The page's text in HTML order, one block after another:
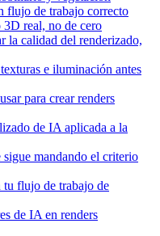
flujo de trabajo correcto
real, no de cero
la calidad del renderizado,
e iluminación antes
para crear renders
de IA aplicada a la
mandando el criterio
flujo de trabajo de
de IA en renders